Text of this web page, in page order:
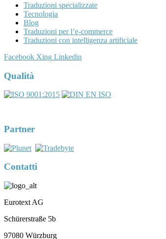
Traduzioni specializzate
Tecnologia
Blog
Traduzioni per l’e-commerce
Traduzioni con intelligenza artificiale
Facebook Xing Linkedin
Qualità
Partner
Contatti
Eurotext AG
Schürerstraße 5b
97080 Würzburg